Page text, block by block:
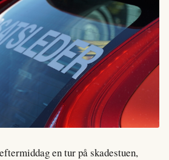
en tur på skadestuen,